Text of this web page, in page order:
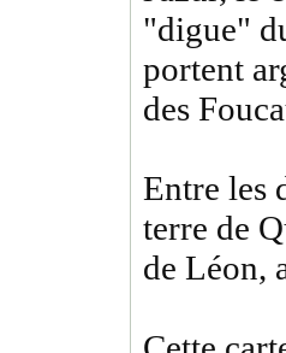
"digue"
portent
des
Entre les
terre de
de Léon,